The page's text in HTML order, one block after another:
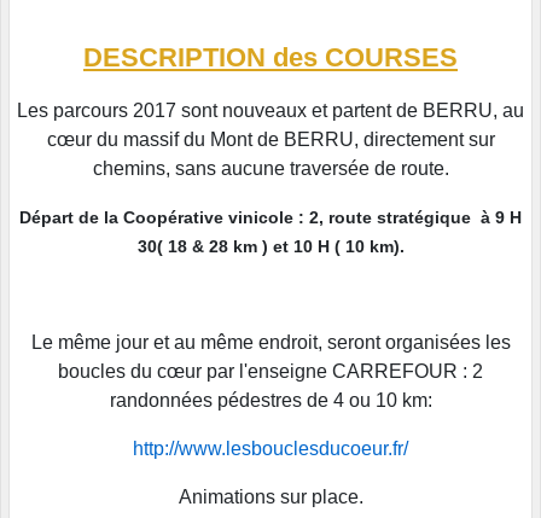
DESCRIPTION des COURSES
Les parcours 2017 sont nouveaux et partent de BERRU, au
cœur du massif du Mont de BERRU, directement sur
chemins, sans aucune traversée de route.
Départ de la Coopérative vinicole : 2, route stratégique à 9 H
30( 18 & 28 km ) et 10 H ( 10 km).
Le même jour et au même endroit, seront organisées les
boucles du cœur par l'enseigne CARREFOUR : 2
randonnées pédestres de 4 ou 10 km:
http://www.lesbouclesducoeur.fr/
Animations sur place.